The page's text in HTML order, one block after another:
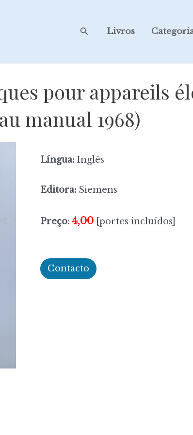
SearchLivros
pour appareils
manual 1968)
Língua: Inglês
Editora: Siemens
Preço: 4,00 [portes incluídos]
Contacto